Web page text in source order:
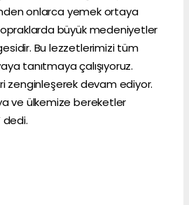
onlarca yemek ortaya
büyük medeniyetler
Bu lezzetlerimizi tüm
tanıtmaya çalışıyoruz.
zenginleşerek devam ediyor.
ve ülkemize bereketler
dedi.